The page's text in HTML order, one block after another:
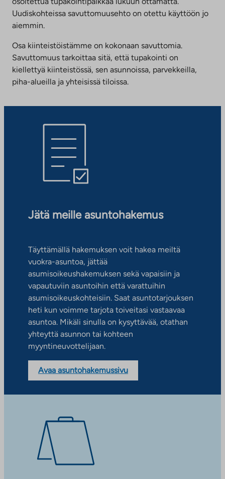
Uudiskohteissa savuttomuusehto on otettu käyttöön jo
aiemmin.
Osa kiinteistöistämme on kokonaan savuttomia.
Savuttomuus tarkoittaa sitä, että tupakointi on
kiellettyä kiinteistössä, sen asunnoissa, parvekkeilla,
piha-alueilla ja yhteisissä tiloissa.
Jätä meille asuntohakemus
Täyttämällä hakemuksen voit hakea meiltä
vuokra-asuntoa, jättää
asumisoikeushakemuksen sekä vapaisiin ja
vapautuviin asuntoihin että varattuihin
asumisoikeuskohteisiin. Saat asuntotarjouksen
heti kun voimme tarjota toiveitasi vastaavaa
asuntoa. Mikäli sinulla on kysyttävää, otathan
yhteyttä asunnon tai kohteen
myyntineuvottelijaan.
Avaa asuntohakemussivu